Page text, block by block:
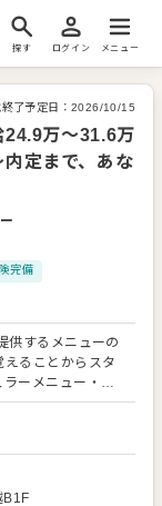
探す ログイン メニュー
了予定日： 2026/10/15
24.9万～31.6万
定まで、あな
完備
供するメニューの
ることからスタ
ーメニュー・限
で、店舗業務全般
。 よりよいお店
り、提供 ・予約
の調理業務 ・食
B1F